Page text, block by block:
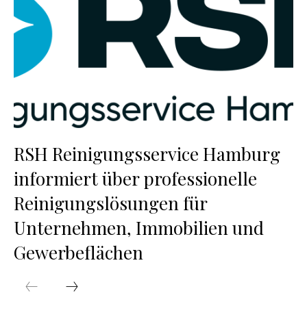
RSH Reinigungsservice Hamburg
informiert über professionelle
Reinigungslösungen für
Unternehmen, Immobilien und
Gewerbeflächen